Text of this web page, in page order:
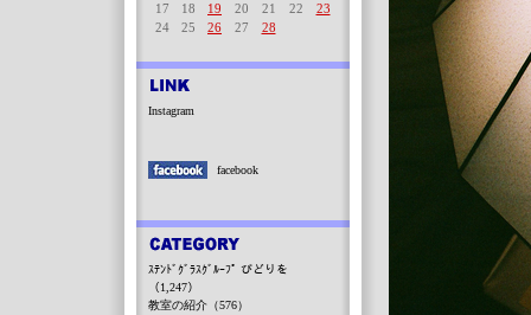
17
18 19 20 21 22
23
24
25 26 27 28
Instagram
facebook
ｽﾃﾝﾄﾞｸﾞﾗｽｸﾞﾙｰﾌﾟ びどりを
（1,247）
教室の紹介（576）